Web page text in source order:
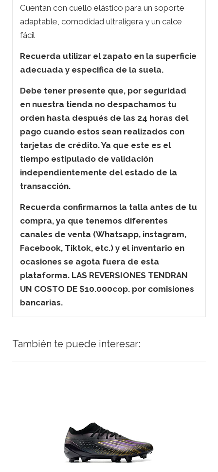
Cuentan con cuello elástico para un soporte
adaptable, comodidad ultraligera y un calce
fácil
Recuerda utilizar el zapato en la superficie
adecuada y especifica de la suela.
Debe tener presente que, por seguridad
en nuestra tienda no despachamos tu
orden hasta después de las 24 horas del
pago cuando estos sean realizados con
tarjetas de crédito. Ya que este es el
tiempo estipulado de validación
independientemente del estado de la
transacción.
Recuerda confirmarnos la talla antes de tu
compra, ya que tenemos diferentes
canales de venta (Whatsapp, instagram,
Facebook, Tiktok, etc.) y el inventario en
ocasiones se agota fuera de esta
plataforma. LAS REVERSIONES TENDRAN
UN COSTO DE $10.000cop. por comisiones
bancarias.
También te puede interesar: